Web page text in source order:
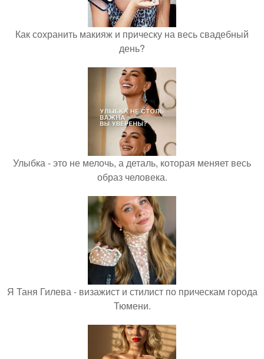
Как сохранить макияж и прическу на весь свадебный
день?
Улыбка - это не мелочь, а деталь, которая меняет весь
образ человека.
Я Таня Гилева - визажист и стилист по прическам города
Тюмени.